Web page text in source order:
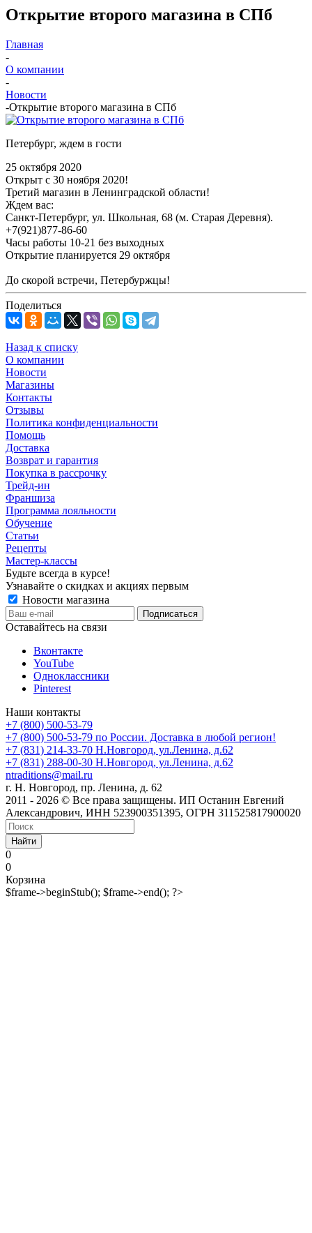
Открытие второго магазина в СПб
Главная
-
О компании
-
Новости
-Открытие второго магазина в СПб
Петербург, ждем в гости
25 октября 2020
Открыт с 30 ноября 2020!
Третий магазин в Ленинградской области!
Ждем вас:
Санкт-Петербург, ул. Школьная, 68 (м. Старая Деревня).
+7(921)877-86-60
Часы работы 10-21 без выходных
Открытие планируется 29 октября
До скорой встречи, Петербуржцы!
Поделиться
Назад к списку
О компании
Новости
Магазины
Контакты
Отзывы
Политика конфиденциальности
Помощь
Доставка
Возврат и гарантия
Покупка в рассрочку
Трейд-ин
Франшиза
Программа лояльности
Обучение
Статьи
Рецепты
Мастер-классы
Будьте всегда в курсе!
Узнавайте о скидках и акциях первым
Новости магазина
Оставайтесь на связи
Вконтакте
YouTube
Одноклассники
Pinterest
Наши контакты
+7 (800) 500-53-79
+7 (800) 500-53-79 по России. Доставка в любой регион!
+7 (831) 214-33-70 Н.Новгород, ул.Ленина, д.62
+7 (831) 288-00-30 Н.Новгород, ул.Ленина, д.62
ntraditions@mail.ru
г. Н. Новгород, пр. Ленина, д. 62
2011 - 2026 © Все права защищены. ИП Останин Евгений
Александрович, ИНН 523900351395, ОГРН 311525817900020
Найти
0
0
Корзина
$frame->beginStub(); $frame->end(); ?>